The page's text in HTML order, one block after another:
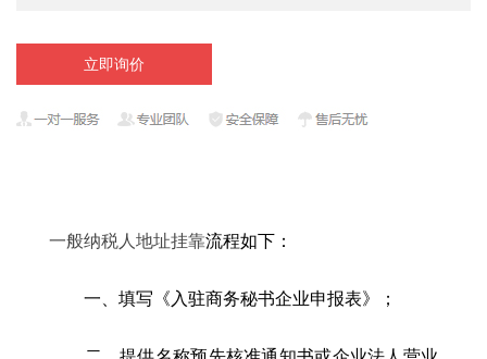
立即询价
一般纳税人地址挂靠流程如下：
一、填写《入驻商务秘书企业申报表》；